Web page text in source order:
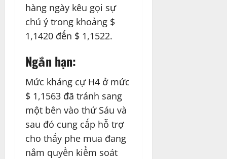
hàng ngày kêu gọi sự
chú ý trong khoảng $
1,1420 đến $ 1,1522.
Ngắn hạn:
Mức kháng cự H4 ở mức
$ 1,1563 đã tránh sang
một bên vào thứ Sáu và
sau đó cung cấp hỗ trợ
cho thấy phe mua đang
nắm quyền kiểm soát